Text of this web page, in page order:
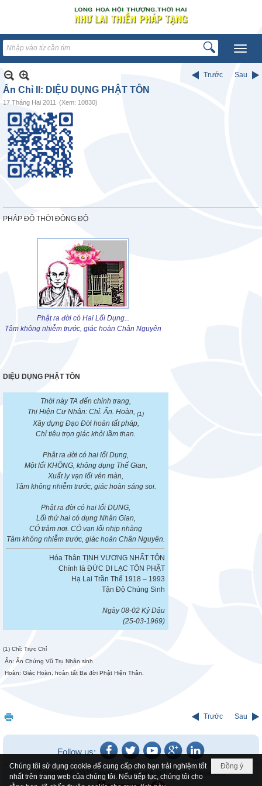
Trước Sau
Ấn Chỉ II: DIỆU DỤNG PHẬT TÔN
17 Tháng Hai 2011 (Xem: 10830)
PHÁP ĐỘ THỜI ĐÔNG ĐỘ
Phật ra đời có Hai Lối Dụng...
Tâm không nhiễm trước, giác hoàn Chân Nguyên
DIỆU DỤNG PHẬT TÔN
Thời này TA đến chỉnh trang,
Thị Hiện Cư Nhân: Chỉ. Ấn. Hoàn, (1)
Xây dựng Đạo Đời hoàn tất pháp,
Chỉ tiêu trọn giác khỏi lầm than.
Phật ra đời có hai lối Dụng,
Một lối KHÔNG, không dụng Thế Gian,
Xuất ly vạn lối vén màn,
Tâm không nhiễm trước, giác hoàn sáng soi.
Phật ra đời có hai lối DỤNG,
Lối thứ hai có dụng Nhân Gian,
CÓ trăm nơi. CÓ vạn lối nhịp nhàng
Tâm không nhiễm trước, giác hoàn Chân Nguyên.
Hóa Thân TỊNH VƯƠNG NHẤT TÔN
Chính là ĐỨC DI LẠC TÔN PHẬT
Hạ Lai Trần Thế 1918 – 1993
Tận Độ Chúng Sinh
Ngày 08-02 Kỷ Dậu
(25-03-1969)
(1) Chỉ: Trực Chỉ
Ấn: Ấn Chứng Vũ Trụ Nhân sinh
Hoàn: Giác Hoàn, hoàn tất Ba đời Phật Hiện Thân.
Trước Sau
Follow us:
Copyright © 2026longhoahoithuong.org All rights reserved
Đồng ý
Chúng tôi sử dụng cookie để cung cấp cho bạn trải nghiệm tốt
nhất trên trang web của chúng tôi. Nếu tiếp tục, chúng tôi cho